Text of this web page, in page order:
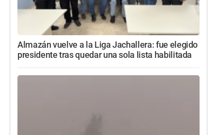
Almazán vuelve a la Liga Jachallera: fue elegido
presidente tras quedar una sola lista habilitada